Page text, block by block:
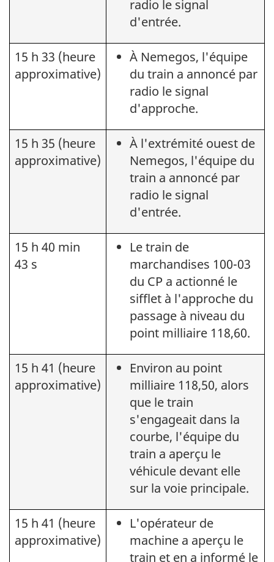
radio le signal
d'entrée.
15 h 33 (heure
approximative)
À Nemegos, l'équipe
du train a annoncé par
radio le signal
d'approche.
15 h 35 (heure
approximative)
À l'extrémité ouest de
Nemegos, l'équipe du
train a annoncé par
radio le signal
d'entrée.
15 h 40 min
43 s
Le train de
marchandises 100-03
du CP a actionné le
sifflet à l'approche du
passage à niveau du
point milliaire 118,60.
15 h 41 (heure
approximative)
Environ au point
milliaire 118,50, alors
que le train
s'engageait dans la
courbe, l'équipe du
train a aperçu le
véhicule devant elle
sur la voie principale.
15 h 41 (heure
approximative)
L'opérateur de
machine a aperçu le
train et en a informé le